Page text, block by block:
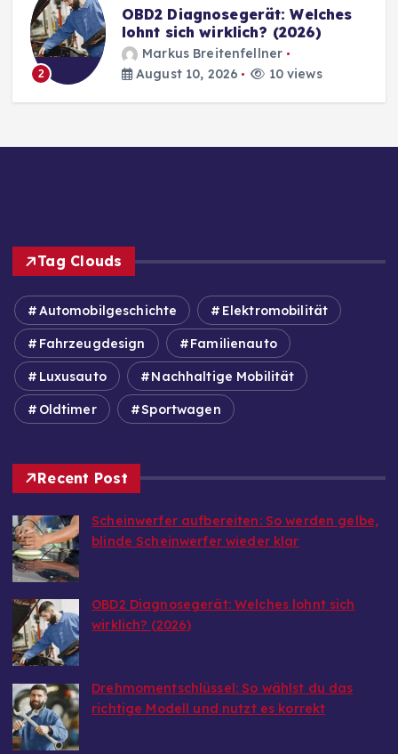
2
OBD2 Diagnosegerät: Welches
lohnt sich wirklich? (2026)
Markus Breitenfellner
August 10, 2026
10 views
Tag Clouds
Automobilgeschichte Elektromobilität
Fahrzeugdesign Familienauto
Luxusauto Nachhaltige Mobilität
Oldtimer Sportwagen
Recent Post
Scheinwerfer aufbereiten: So werden gelbe,
blinde Scheinwerfer wieder klar
OBD2 Diagnosegerät: Welches lohnt sich
wirklich? (2026)
Drehmomentschlüssel: So wählst du das
richtige Modell und nutzt es korrekt